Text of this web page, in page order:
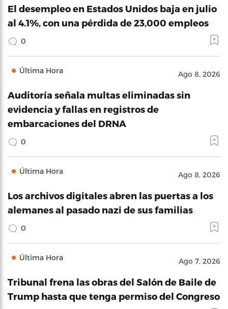
El desempleo en Estados Unidos baja en julio
al 4.1%, con una pérdida de 23,000 empleos
0
Última Hora Ago 8, 2026
Auditoría señala multas eliminadas sin
evidencia y fallas en registros de
embarcaciones del DRNA
0
Última Hora Ago 8, 2026
Los archivos digitales abren las puertas a los
alemanes al pasado nazi de sus familias
0
Última Hora Ago 7, 2026
Tribunal frena las obras del Salón de Baile de
Trump hasta que tenga permiso del Congreso